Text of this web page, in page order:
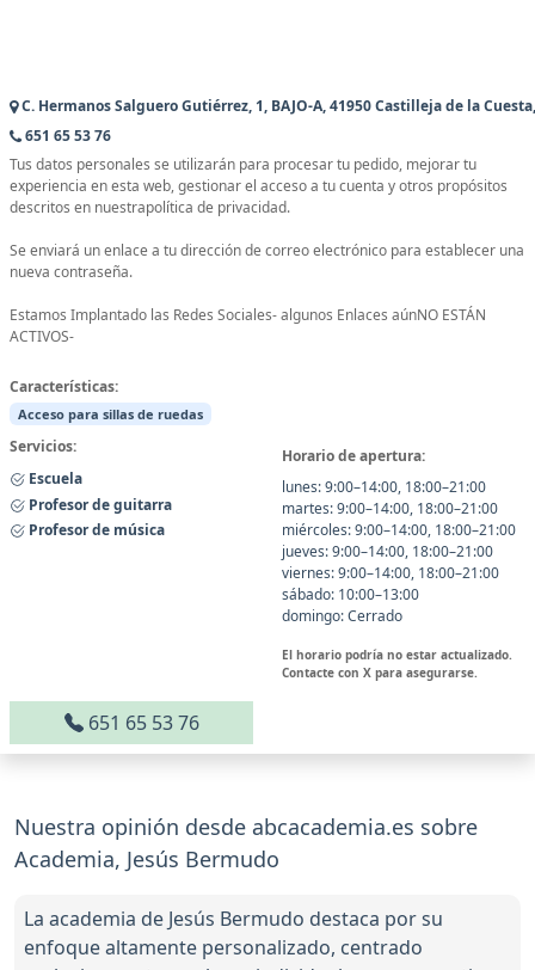
C. Hermanos Salguero Gutiérrez, 1, BAJO-A, 41950 Castilleja de la
651 65 53 76
Tus datos personales se utilizarán para procesar tu pedido, mejorar tu
experiencia en esta web, gestionar el acceso a tu cuenta y otros propósitos
descritos en nuestrapolítica de privacidad.
Se enviará un enlace a tu dirección de correo electrónico para establecer una
nueva contraseña.
Estamos Implantado las Redes Sociales- algunos Enlaces aúnNO ESTÁN
ACTIVOS-
Características:
Acceso para sillas de ruedas
Servicios:
Escuela
Profesor de guitarra
Profesor de música
Horario de apertura:
lunes: 9:00–14:00, 18:00–21:00
martes: 9:00–14:00, 18:00–21:00
miércoles: 9:00–14:00, 18:00–21:00
jueves: 9:00–14:00, 18:00–21:00
viernes: 9:00–14:00, 18:00–21:00
sábado: 10:00–13:00
domingo: Cerrado
El horario podría no estar actualizado.
Contacte con X para asegurarse.
651 65 53 76
Nuestra opinión desde abcacademia.es sobre
Academia, Jesús Bermudo
La academia de Jesús Bermudo destaca por su
enfoque altamente personalizado, centrado